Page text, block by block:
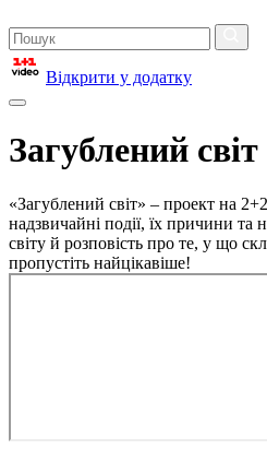
Відкрити у додатку
Загублений світ
«Загублений світ» – проект на
надзвичайні події, їх причини та
світу й розповість про те, у що
пропустіть найцікавіше!